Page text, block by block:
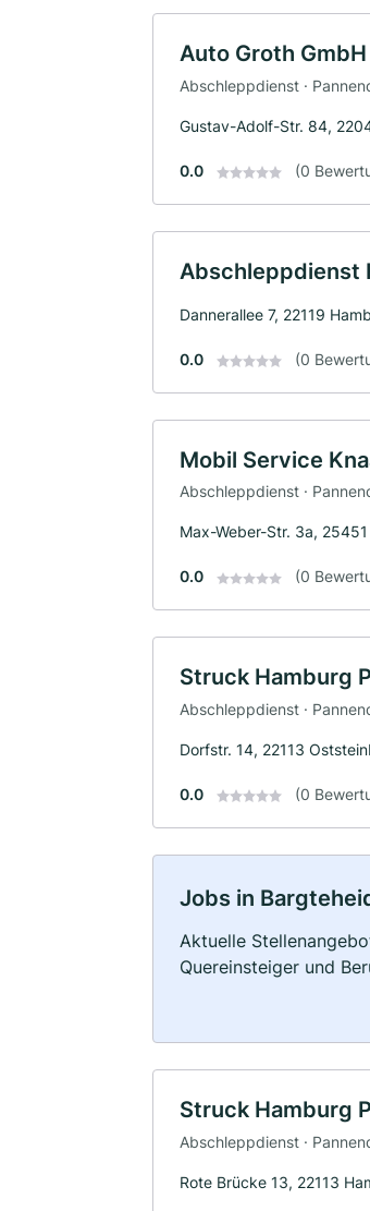
Auto Groth GmbH
Abschleppdienst ·
Gustav-Adolf-Str. 84,
0.0 (0
Abschleppdienst
Dannerallee 7, 22119
0.0 (0
Mobil Service
Abschleppdienst ·
Max-Weber-Str. 3a,
0.0 (0
Struck Hamburg
Abschleppdienst ·
Dorfstr. 14, 22113
0.0 (0
Jobs in
Aktuelle
Quereinsteiger und
Struck Hamburg
Abschleppdienst ·
Rote Brücke 13, 22113